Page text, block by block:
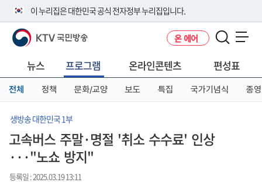
이 누리집은 대한민국 공식 전자정부 누리집입니다.
공식 누리집 주소 확인하기
니다.
이밖에 or.kr 또는 .kr등 다른 도메인 주소를 사용하고 있다면 아래 URL에
서 도메인 주소를 확인해 보세요
KTV 국민방송 온 에어
뉴스 프로그램 온라인콘텐츠 편성표
전체 정책 문화/교양 보도 특집 국가기념식 종영
생방송 대한민국 1부
고속버스 주말·명절 '취소 수수료' 인상
···"노쇼 방지"
등록일 : 2025.03.19 13:11